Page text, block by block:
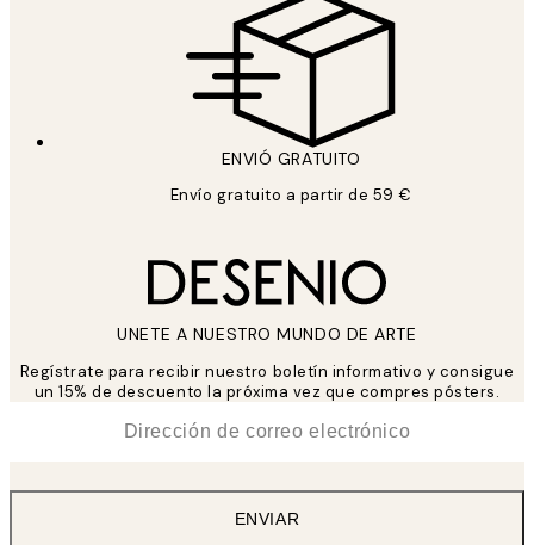
ENVIÓ GRATUITO
Envío gratuito a partir de 59 €
UNETE A NUESTRO MUNDO DE ARTE
Regístrate para recibir nuestro boletín informativo y consigue
un 15% de descuento la próxima vez que compres pósters.
ENVIAR